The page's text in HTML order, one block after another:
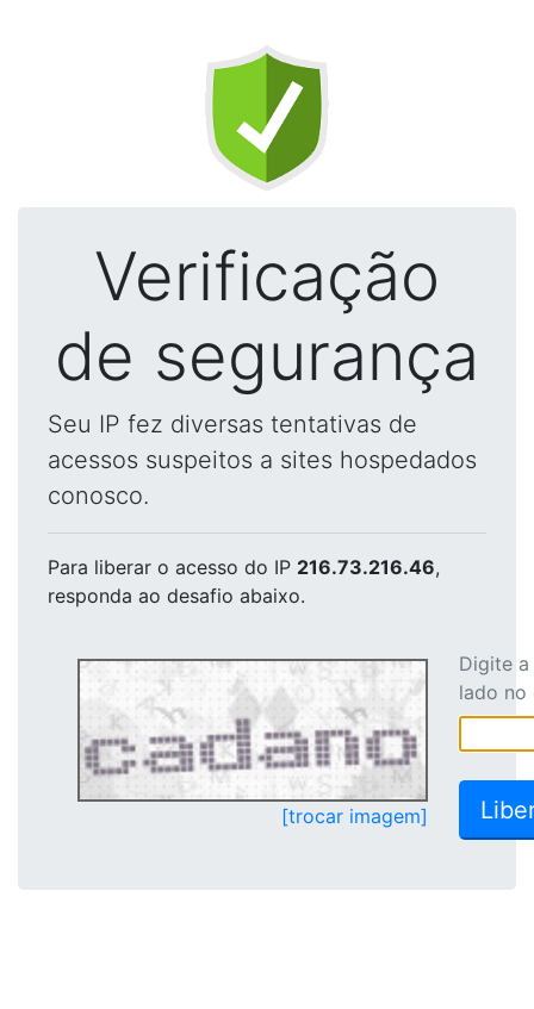
Verificação
de segurança
Seu IP fez diversas tentativas de
acessos suspeitos a sites hospedados
conosco.
Para liberar o acesso do IP 216.73.216.46,
responda ao desafio abaixo.
[trocar imagem]
Digite
lado no